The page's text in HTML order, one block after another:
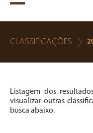
CLASSIFICAÇÕES
Listagem dos
visualizar outras
busca abaixo.